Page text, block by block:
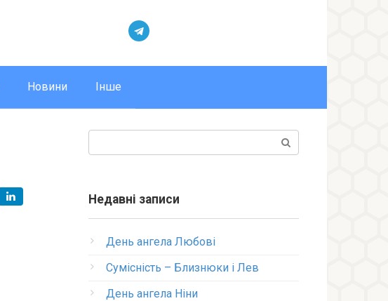
Новини Інше
Недавні записи
День ангела Любові
Сумісність – Близнюки і Лев
День ангела Ніни